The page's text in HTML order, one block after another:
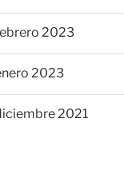
2023
2023
2021